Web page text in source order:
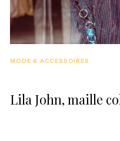
Lila John, maille
MODE & ACCESSOIRES